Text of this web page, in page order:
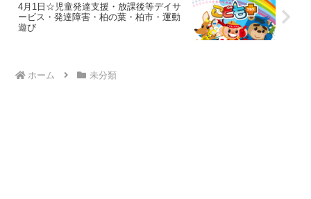
4月1日☆児童発達支援・放課後等デイサ
ービス・発達障害・柏の葉・柏市・運動
遊び
ホーム 未分類